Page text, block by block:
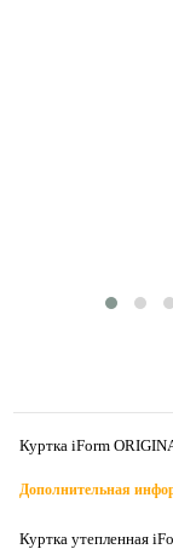
Куртка iForm
Дополнительная
Куртка утепленная